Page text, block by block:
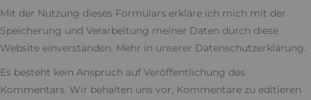
Mit der Nutzung dieses Formulars erkläre ich mich mit der
Speicherung und Verarbeitung meiner Daten durch diese
Website einverstanden. Mehr in unserer Datenschutzerklärung.
Es besteht kein Anspruch auf Veröffentlichung des
Kommentars. Wir behalten uns vor, Kommentare zu editieren